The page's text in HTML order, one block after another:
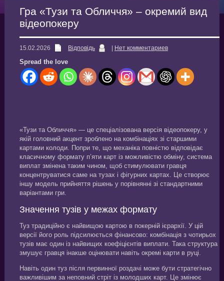
Гра «Тузи та Обличчя» – окремий вид
відеопокеру
15.02.2026 Відповідь Нет комментариев
Spread the love
«Тузи та Обличчя» — це спеціалізована версія відеопокеру, у
якій головний акцент зроблено на комбінаціях зі старшими
картами колоди. Попри те, що механіка повністю відповідає
класичному формату п’яти карт із можливістю обміну, система
виплат змінена таким чином, щоб стимулювати гравця
концентруватися саме на тузах і фігурних картах. Це створює
іншу модель прийняття рішень у порівнянні зі стандартними
варіантами гри.
Значення тузів у межах формату
Туз традиційно є найвищою картою в покерній ієрархії. У цій
версії його роль підсилюється фінансово: комбінація з чотирьох
тузів має один із найвищих коефіцієнтів виплати. Така структура
змушує гравця інакше оцінювати навіть окремі карти в руці.
Навіть один туз після первинної роздачі може бути стратегічно
важливішим за неповний стріт із молодших карт. Це змінює